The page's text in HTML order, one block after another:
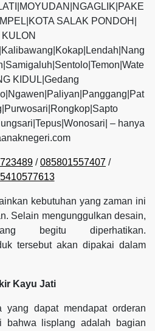
SALAK PONDOH|
KULON
KIDUL|Gedang
– hanya
/085801557407 /
kebutuhan yang zaman ini
Selain mengunggulkan desain,
begitu diperhatikan.
tersebut akan dipakai dalam
Kayu Jati
dapat mendapat orderan
bahwa lisplang adalah bagian